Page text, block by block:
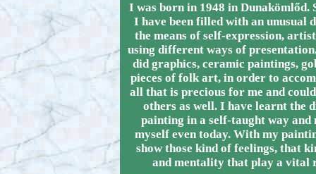
I was born in 1948 in Dunakömlőd.
I have been filled with an unusual
the means of self-expression,
using different ways of
did graphics, ceramic paintings,
pieces of folk art, in order to
all that is precious for me and
others as well. I have learnt the
painting in a self-taught way
myself even today. With my
show those kind of feelings, that
and mentality that play a vital